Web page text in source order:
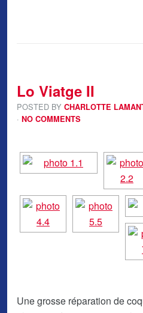
Lo Viatge II
POSTED BY CHARLOTTE
· NO COMMENTS
Une grosse réparation de